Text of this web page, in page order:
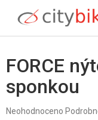
obsah
FORCE
sponkou
Průměrné
Neohodnoceno